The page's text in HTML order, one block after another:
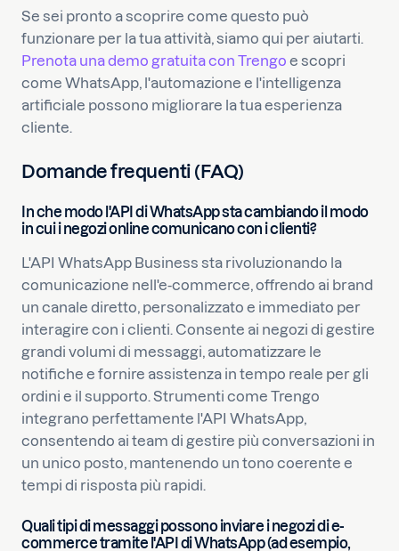
Se sei pronto a scoprire come questo può
funzionare per la tua attività, siamo qui per aiutarti.
Prenota una demo gratuita con Trengo e scopri
come WhatsApp, l'automazione e l'intelligenza
artificiale possono migliorare la tua esperienza
cliente.
Domande frequenti (FAQ)
In che modo l'API di WhatsApp sta cambiando il modo
in cui i negozi online comunicano con i clienti?
L'API WhatsApp Business sta rivoluzionando la
comunicazione nell'e-commerce, offrendo ai brand
un canale diretto, personalizzato e immediato per
interagire con i clienti. Consente ai negozi di gestire
grandi volumi di messaggi, automatizzare le
notifiche e fornire assistenza in tempo reale per gli
ordini e il supporto. Strumenti come Trengo
integrano perfettamente l'API WhatsApp,
consentendo ai team di gestire più conversazioni in
un unico posto, mantenendo un tono coerente e
tempi di risposta più rapidi.
Quali tipi di messaggi possono inviare i negozi di e-
commerce tramite l'API di WhatsApp (ad esempio,